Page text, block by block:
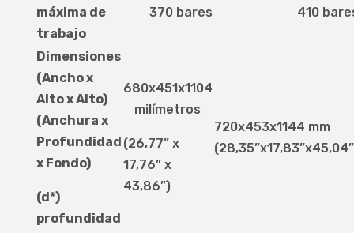
máxima de
trabajo
370 bares 410
Dimensiones
(Ancho x
Alto x Alto)
(Anchura x
Profundidad
x Fondo)
(d*)
profundidad
680x451x1104
milímetros
(26,77” x
17,76” x
43,86”)
720x453x1144 mm